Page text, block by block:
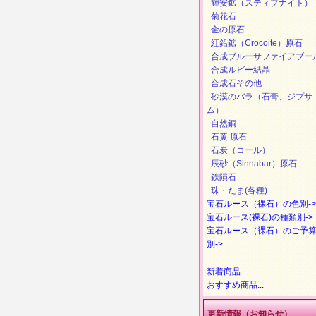
輝安鉱（スティブナイト）
菊花石
金の原石
紅鉛鉱（Crocoite）原石
合成ブルーサファイアブー
合成ルビー結晶
合成石その他
砂漠のバラ（石膏、ジプサ
ム）
自然銅
石黄 原石
石炭（コール）
辰砂（Sinnabar）原石
鉄隕石
珠・たま(各種)
宝石ルース（裸石）の色別->
宝石ルース(裸石)の種類別->
宝石ルース（裸石）のご予算
別->
新着商品...
おすすめ商品...
更新情報（お知らせ）